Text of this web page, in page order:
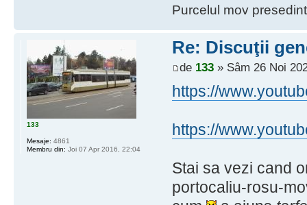
Purcelul mov
Re: Discuţii
de 133» Sâm 26 Noi
https://
https://
Stai sa vezi cand
portocaliu-rosu-
133
Mesaje: 4861
Membru din: Joi 07 Apr 2016, 22:04